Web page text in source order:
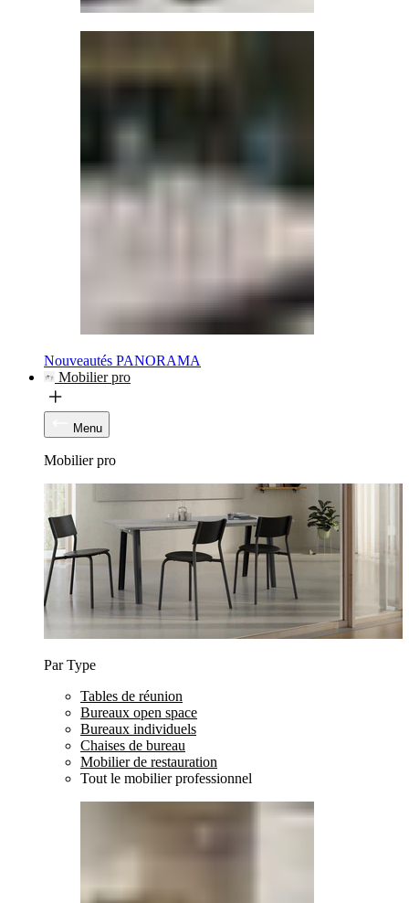
Nouveautés PANORAMA
Mobilier pro
Menu
Mobilier pro
Par Type
Tables de réunion
Bureaux open space
Bureaux individuels
Chaises de bureau
Mobilier de restauration
Tout le mobilier professionnel